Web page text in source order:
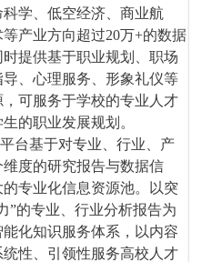
学、低空经济、商业航
产业方向超过20万+的数据
提供基于职业规划、职场
、心理服务、形象礼仪等
可服务于学校的专业人才
的职业发展规划。
台基于对专业、行业、产
度的研究报告与数据信
专业化信息资源池。以突
”的专业、行业分析报告为
化知识服务体系，以内容
性、引领性服务高校人才